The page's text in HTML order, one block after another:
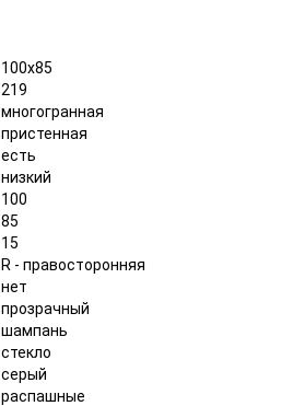
100x85
219
многогранная
пристенная
есть
низкий
100
85
15
R - правосторонняя
нет
прозрачный
шампань
стекло
серый
распашные